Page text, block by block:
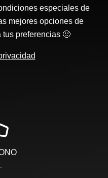
especiales de
mejores opciones de
tus preferencias 🙂